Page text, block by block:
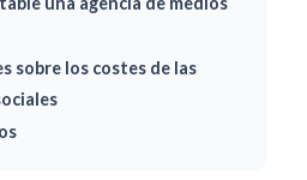
sobre los costes de las